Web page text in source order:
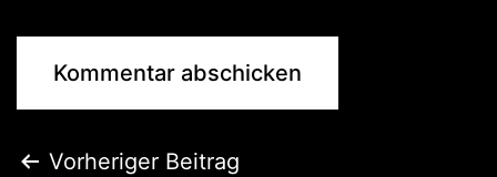
Vorheriger Beitrag